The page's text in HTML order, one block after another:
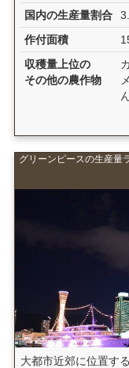
国内の生産量割合
作付面積
収穫量上位の
その他の農作物
グリーンピースの生産量
大都市近郊に位置す